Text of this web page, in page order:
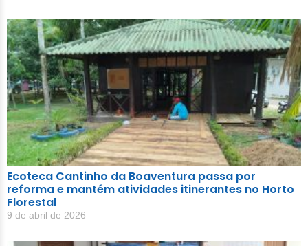
Ecoteca Cantinho da Boaventura passa por
reforma e mantém atividades itinerantes no Horto
Florestal
9 de abril de 2026